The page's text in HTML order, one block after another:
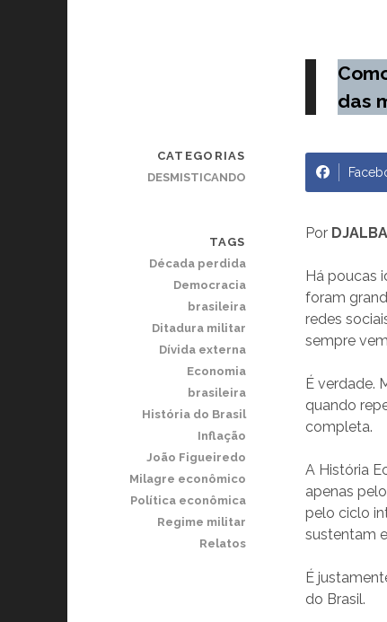
das
Por
Há poucas
foram
redes
sempre
É verdade.
quando
completa.
A História
apenas
pelo ciclo
sustentam
É
do Brasil.
CATEGORIAS
DESMISTICANDO
TAGS
Década perdida
Democracia
brasileira
Ditadura militar
Dívida externa
Economia
brasileira
História do Brasil
Inflação
João Figueiredo
Milagre econômico
Política econômica
Regime militar
Relatos